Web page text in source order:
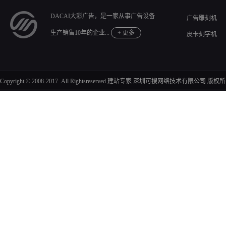
DACAI大彩广告，是一家从事广告设备
生产销售10年的企业... + 更多
广告雕刻机
皮卡刻字机
Copyright © 2008-2017 .All Rightsreserved 建站专家 深圳可搜网络技术有限公司 版权